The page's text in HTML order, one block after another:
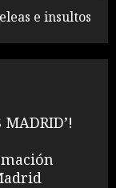
e insultos
MADRID’!